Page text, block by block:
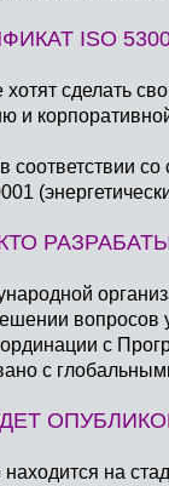
ISO
сделать
с
с
на